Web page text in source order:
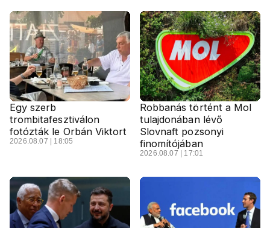
Egy szerb
trombitafesztiválon
fotózták le Orbán Viktort
2026.08.07 | 18:05
Robbanás történt a Mol
tulajdonában lévő
Slovnaft pozsonyi
finomítójában
2026.08.07 | 17:01